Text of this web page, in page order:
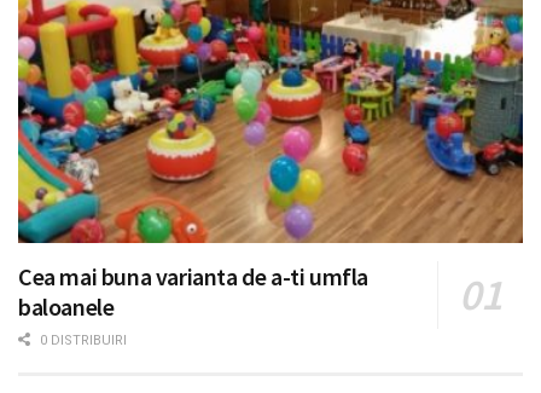
Cea mai buna varianta de a-ti umfla
baloanele
0 DISTRIBUIRI